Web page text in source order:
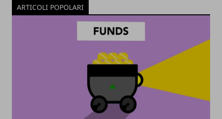
ARTICOLI POPOLARI